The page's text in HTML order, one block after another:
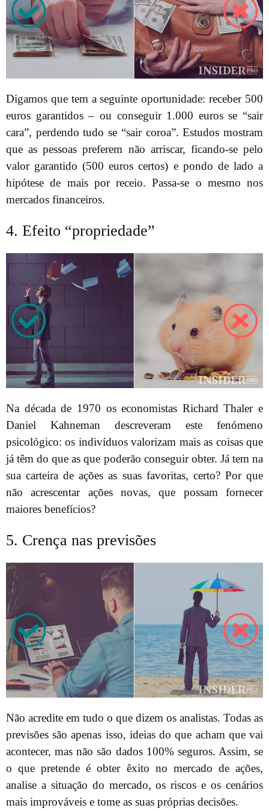
Digamos que tem a seguinte oportunidade: receber 500
euros garantidos – ou conseguir 1.000 euros se “sair
cara”, perdendo tudo se “sair coroa”. Estudos mostram
que as pessoas preferem não arriscar, ficando-se pelo
valor garantido (500 euros certos) e pondo de lado a
hipótese de mais por receio. Passa-se o mesmo nos
mercados financeiros.
4. Efeito “propriedade”
Na década de 1970 os economistas Richard Thaler e
Daniel Kahneman descreveram este fenómeno
psicológico: os indivíduos valorizam mais as coisas que
já têm do que as que poderão conseguir obter. Já tem na
sua carteira de ações as suas favoritas, certo? Por que
não acrescentar ações novas, que possam fornecer
maiores benefícios?
5. Crença nas previsões
Não acredite em tudo o que dizem os analistas. Todas as
previsões são apenas isso, ideias do que acham que vai
acontecer, mas não são dados 100% seguros. Assim, se
o que pretende é obter êxito no mercado de ações,
analise a situação do mercado, os riscos e os cenários
mais improváveis e tome as suas próprias decisões.